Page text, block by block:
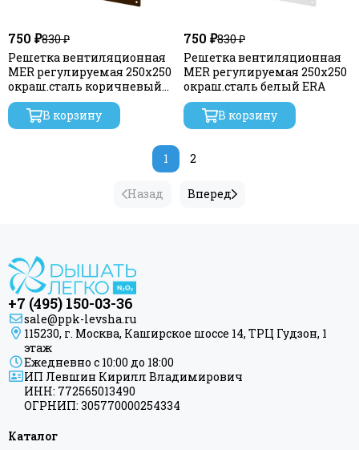
750 ₽830 ₽
Решетка вентиляционная
MER регулируемая 250х250
окраш.сталь коричневый
металлик ERA
В корзину
750 ₽830 ₽
Решетка вентиляционная
MER регулируемая 250х250
окраш.сталь белый ERA
В корзину
Назад
1 2
Вперед
+7 (495) 150-03-36
sale@ppk-levsha.ru
115230, г. Москва, Каширское шоссе 14, ТРЦ Гудзон, 1
этаж
Ежедневно с 10:00 до 18:00
ИП Левшин Кирилл Владимирович
ИНН: 772565013490
ОГРНИП: 305770000254334
Каталог